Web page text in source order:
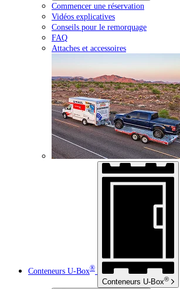
Commencer une réservation
Vidéos explicatives
Conseils pour le remorquage
FAQ
Attaches et accessoires
Conteneurs U-Box®
Conteneurs U-Box®